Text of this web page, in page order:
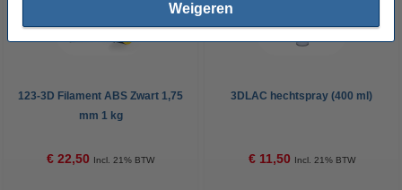
Weigeren
123-3D Filament ABS Zwart 1,75
mm 1 kg
€ 22,50 Incl. 21% BTW
3DLAC hechtspray (400 ml)
€ 11,50 Incl. 21% BTW